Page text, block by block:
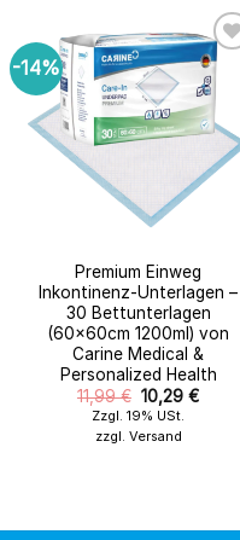
-14%
Wunschliste
hinzufügen
Premium Einweg
Inkontinenz-Unterlagen –
30 Bettunterlagen
(60x60cm 1200ml) von
Carine Medical &
Personalized Health
11,99€ Original
Preis
wurde:
11,99 €.
10,29€Der
Zzgl. 19% USt.
zzgl. Versand